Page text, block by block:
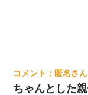
匿名
ちゃんとした